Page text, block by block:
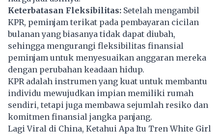
Keterbatasan Fleksibilitas: Setelah mengambil
KPR, peminjam terikat pada pembayaran cicilan
bulanan yang biasanya tidak dapat diubah,
sehingga mengurangi fleksibilitas finansial
peminjam untuk menyesuaikan anggaran mereka
dengan perubahan keadaan hidup.
KPR adalah instrumen yang kuat untuk membantu
individu mewujudkan impian memiliki rumah
sendiri, tetapi juga membawa sejumlah resiko dan
komitmen finansial jangka panjang.
Lagi Viral di China, Ketahui Apa Itu Tren White Girl